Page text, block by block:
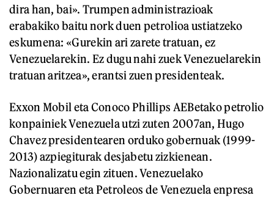
dira han, bai». Trumpen administrazioak
erabakiko baitu nork duen petrolioa ustiatzeko
eskumena: «Gurekin ari zarete tratuan, ez
Venezuelarekin. Ez dugu nahi zuek Venezuelarekin
tratuan aritzea», erantsi zuen presidenteak.
Exxon Mobil eta Conoco Phillips AEBetako petrolio
konpainiek Venezuela utzi zuten 2007an, Hugo
Chavez presidentearen orduko gobernuak (1999-
2013) azpiegiturak desjabetu zizkienean.
Nazionalizatu egin zituen. Venezuelako
Gobernuaren eta Petroleos de Venezuela enpresa